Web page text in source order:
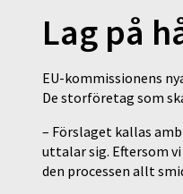
Lag på
EU-kommissionens
De storföretag som
– Förslaget kallas
uttalar sig. Eftersom
den processen allt